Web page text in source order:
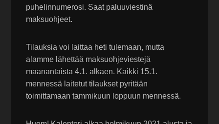
puhelinnumerosi. Saat paluuviestinä
maksuohjeet.
Tilauksia voi laittaa heti tulemaan, mutta
alamme lähettää maksuohjeviestejä
maanantaista 4.1. alkaen. Kaikki 15.1.
mennessä laitetut tilaukset pyritään
toimittamaan tammikuun loppuun mennessä.